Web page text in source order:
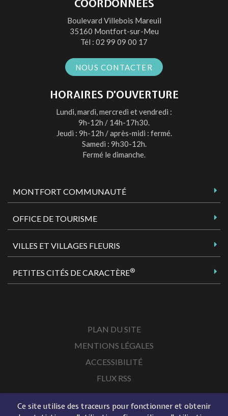
Ce site utilise des traceurs pour fonctionner et obtenir
compte
Facebook
compte
Twitter
compte
Instagram
chaîne
Youtube
COORDONNÉES
Boulevard Villebois Mareuil
35160 Montfort-sur-Meu
Tél : 02 99 09 00 17
NOUS CONTACTER
HORAIRES D’OUVERTURE
Lundi, mardi, mercredi et vendredi :
9h-12h / 14h-17h30.
Jeudi : 9h-12h / après-midi : fermé.
Samedi : 9h30-12h.
Fermé le dimanche.
MONTFORT COMMUNAUTÉ
OFFICE DE TOURISME
VILLES ET VILLAGES FLEURIS
PETITES CITÉS DE CARACTÈRE®
PLAN DU SITE
MENTIONS LÉGALES
ACCESSIBILITÉ
FLUX RSS